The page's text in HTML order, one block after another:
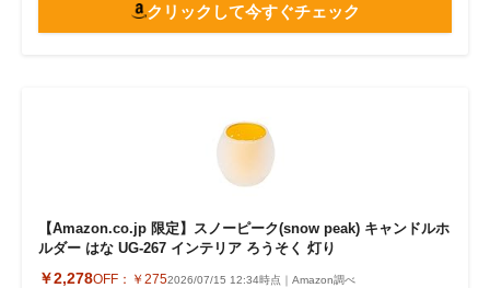
クリックして今すぐチェック
【Amazon.co.jp 限定】スノーピーク(snow peak) キャンドルホ
ルダー はな UG-267 インテリア ろうそく 灯り
￥2,278OFF： ￥2752026/07/15 12:34時点｜Amazon調べ